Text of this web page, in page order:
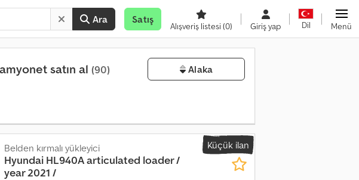
Ara Satış
Alışveriş listesi (0) Giriş yap Dil Menü
satın al (90) Alaka
Küçük ilan
Belden kırmalı yükleyici
Hyundai HL940A articulated loader /
year 2021 /